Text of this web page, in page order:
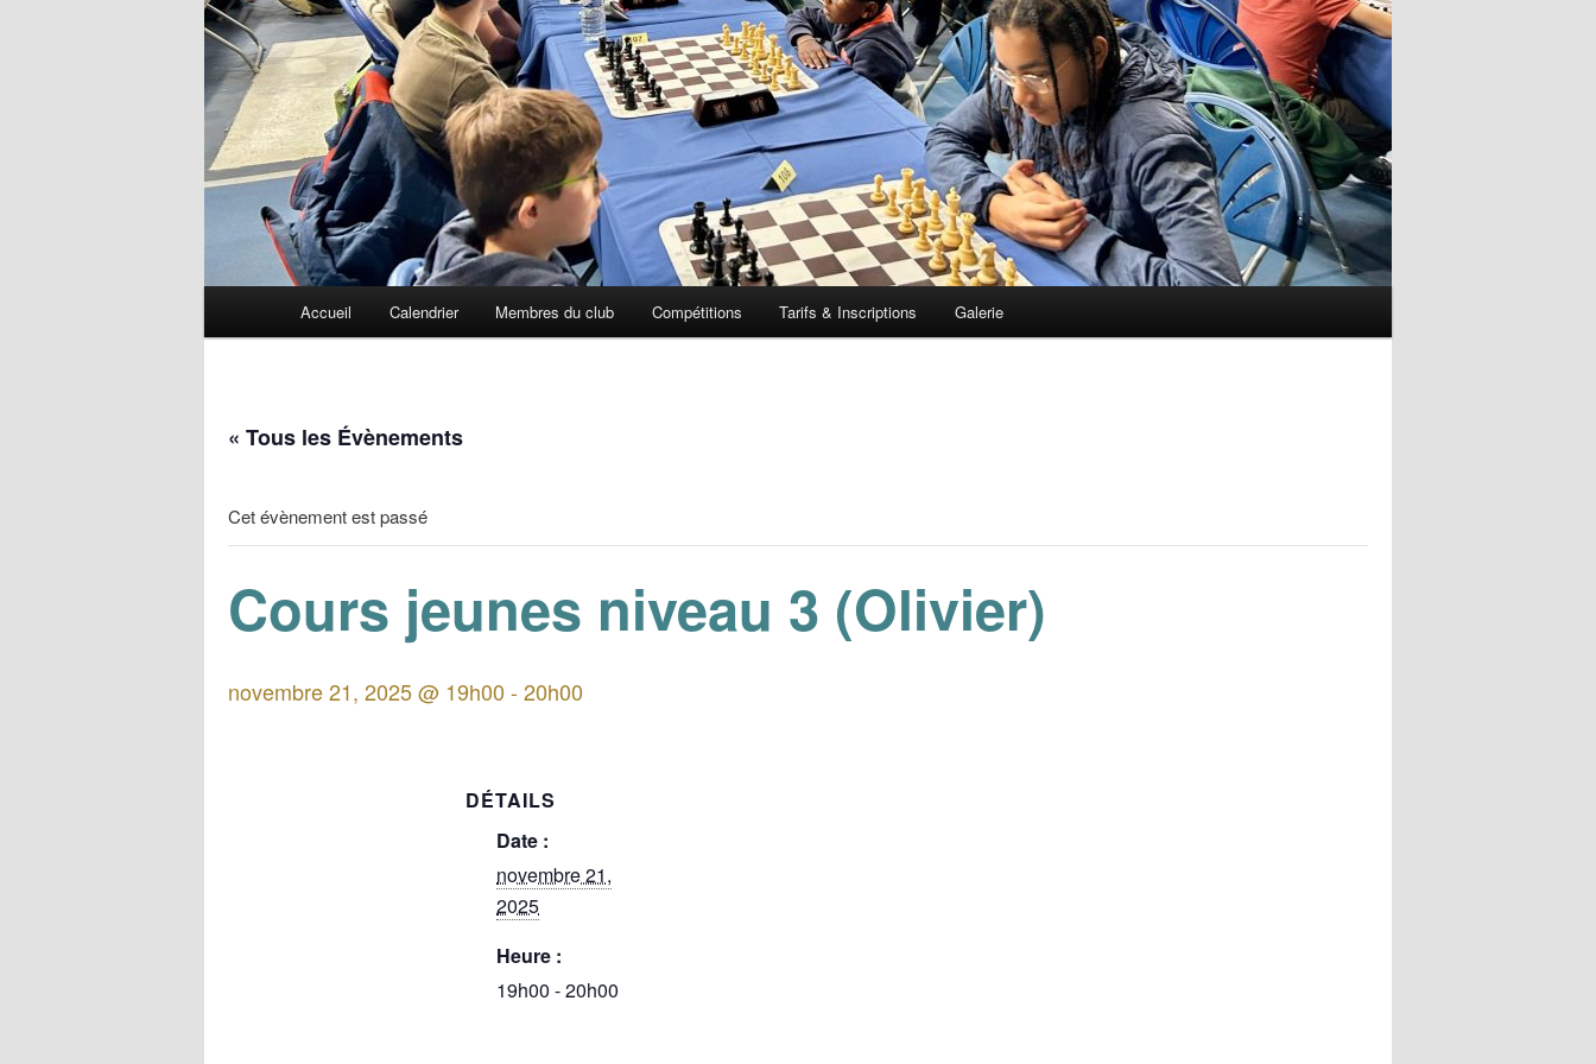
Accueil Calendrier Membres du club Compétitions Tarifs & Inscriptions Galerie
« Tous les Évènements
Cet évènement est passé
Cours jeunes niveau 3 (Olivier)
novembre 21, 2025 @ 19h00 - 20h00
DÉTAILS
Date :
novembre 21,
2025
Heure :
19h00 - 20h00